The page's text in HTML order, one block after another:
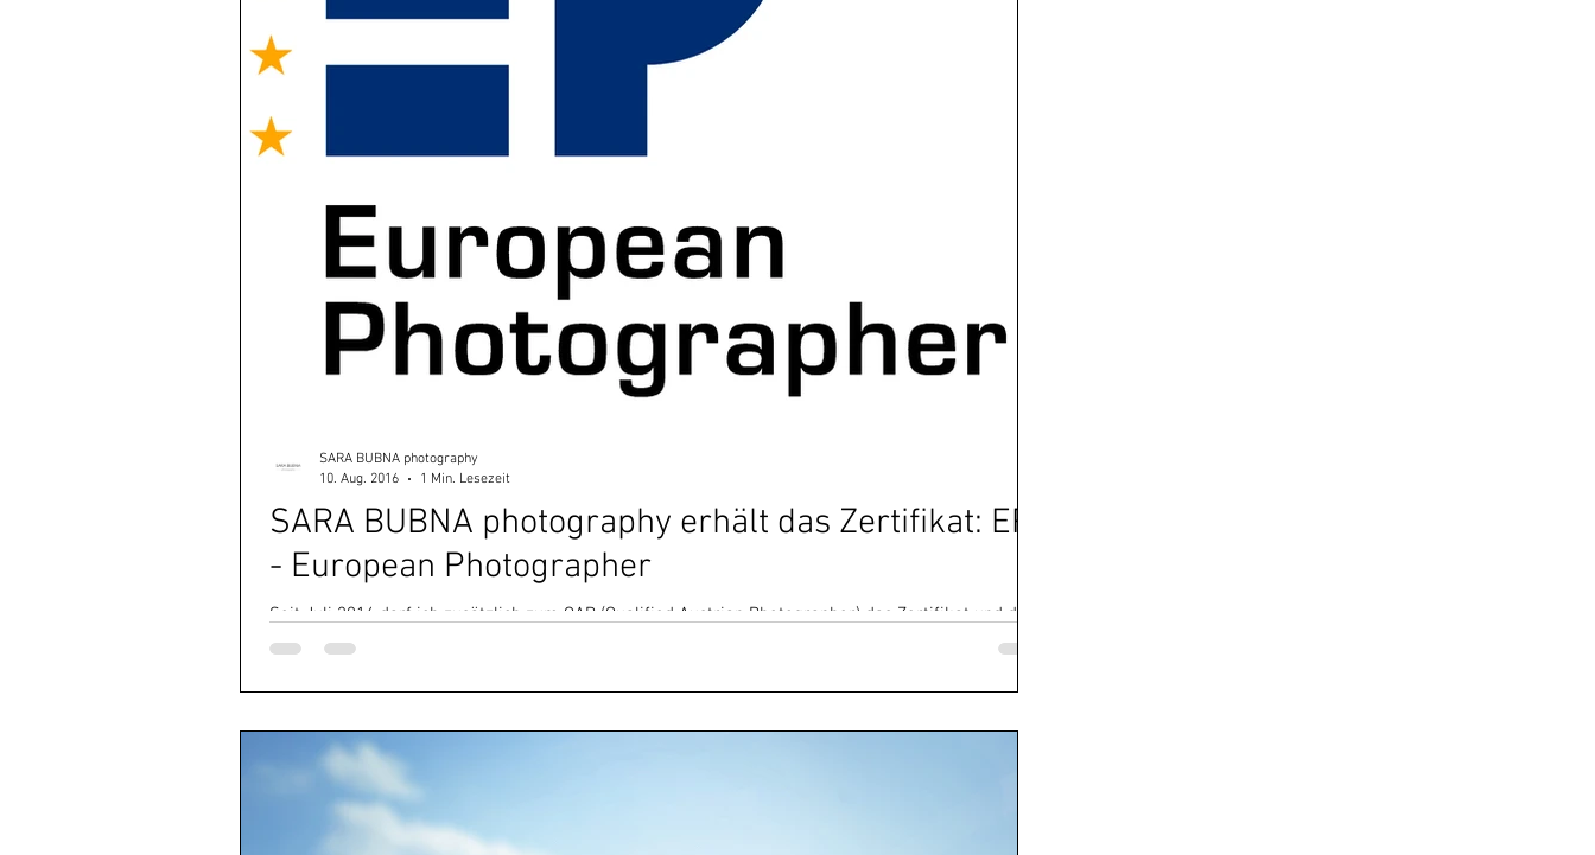
SARA BUBNA photography erhält das Zertifikat: EP
- European Photographer
Seit Juli 2016 darf ich zusätzlich zum QAP (Qualified Austrian Photographer) das Zertifikat und den
Titel des EP (European Photographer)...
SARA BUBNA photography
10. Aug. 2016
1 Min. Lesezeit